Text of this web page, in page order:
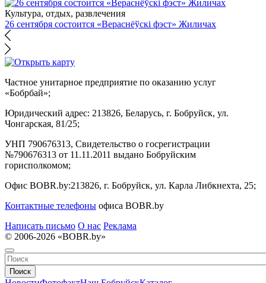
Культура, отдых, развлечения
26 сентября состоится «Вераснёўскі фэст» Жиличах
Частное унитарное предприятие по оказанию услуг
«Бобрбай»;
Юридический адрес: 213826, Беларусь, г. Бобруйск, ул.
Чонгарская, 81/25;
УНП 790676313, Свидетельство о госрегистрации
№790676313 от 11.11.2011 выдано Бобруйским
горисполкомом;
Офис BOBR.by:213826, г. Бобруйск, ул. Карла Либкнехта, 25;
Контактные телефоны офиса BOBR.by
Написать письмо О нас Реклама
© 2006-2026 «BOBR.by»
Поиск